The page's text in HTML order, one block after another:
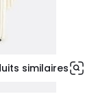
similaires